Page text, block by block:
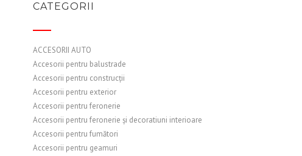
CATEGORII
ACCESORII AUTO
Accesorii pentru balustrade
Accesorii pentru construcții
Accesorii pentru exterior
Accesorii pentru feronerie
Accesorii pentru feronerie și decoratiuni interioare
Accesorii pentru fumători
Accesorii pentru geamuri